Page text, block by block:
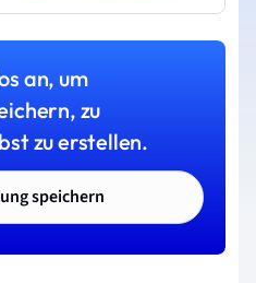
an, um
zu
zu erstellen.
speichern